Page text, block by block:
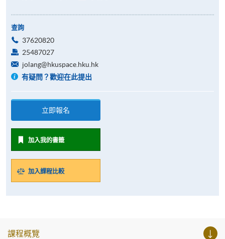
查詢
37620820
25487027
jolang@hkuspace.hku.hk
有疑問？歡迎在此提出
立即報名
加入我的書籤
加入課程比較
課程概覽